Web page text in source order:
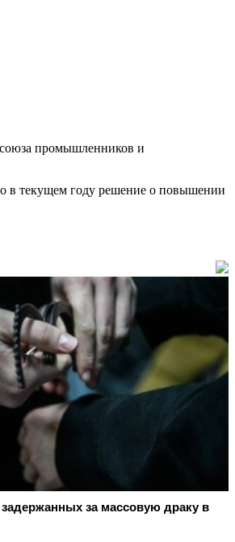
союза промышленников и
в текущем году решение о повышении
за массовую драку в